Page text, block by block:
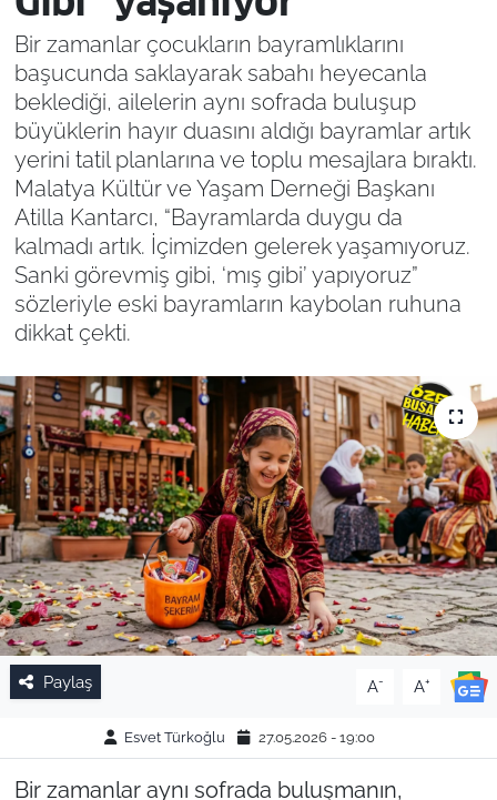
Bir zamanlar çocukların bayramlıklarını
başucunda saklayarak sabahı heyecanla
beklediği, ailelerin aynı sofrada buluşup
büyüklerin hayır duasını aldığı bayramlar artık
yerini tatil planlarına ve toplu mesajlara bıraktı.
Malatya Kültür ve Yaşam Derneği Başkanı
Atilla Kantarcı, “Bayramlarda duygu da
kalmadı artık. İçimizden gelerek yaşamıyoruz.
Sanki görevmiş gibi, ‘mış gibi’ yapıyoruz”
sözleriyle eski bayramların kaybolan ruhuna
dikkat çekti.
Paylaş A- A+
Esvet Türkoğlu 27.05.2026 - 19:00
Bir zamanlar aynı sofrada buluşmanın,